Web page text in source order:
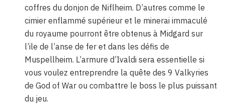
coffres du donjon de Niflheim. D’autres comme le
cimier enflammé supérieur et le minerai immaculé
du royaume pourront être obtenus à Midgard sur
l’ile de l’anse de fer et dans les défis de
Muspellheim. L’armure d’Ivaldi sera essentielle si
vous voulez entreprendre la quête des 9 Valkyries
de God of War ou combattre le boss le plus puissant
du jeu.